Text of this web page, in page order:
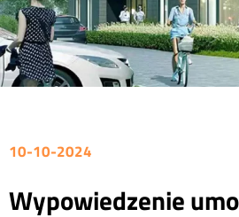
10-10-2024
Wypowiedzenie